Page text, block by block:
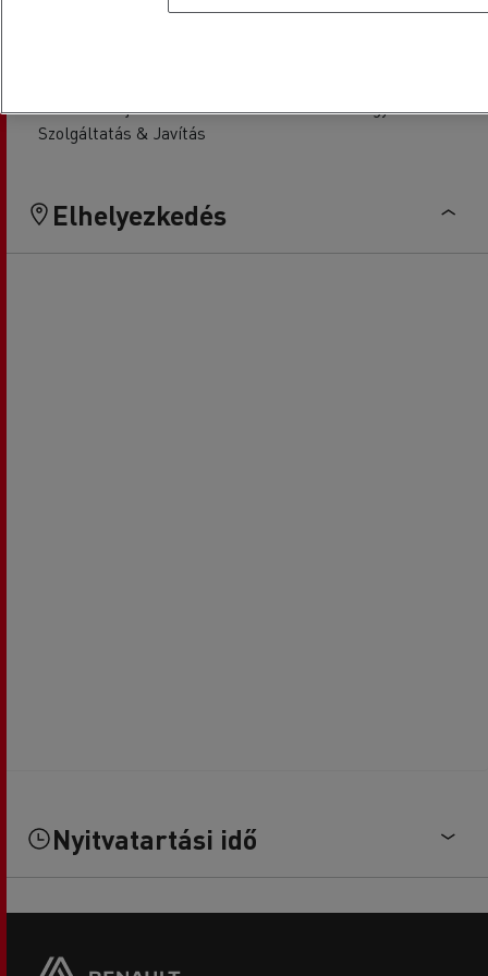
Szolgáltatás & Javítás
Elhelyezkedés
Nyitvatartási idő